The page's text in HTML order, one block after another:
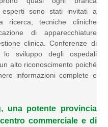
sono stati invitati a
ricerca, tecniche cliniche
di apparecchiature
clinica. Conferenze di
sviluppo degli ospedali
alto riconoscimento poiché
informazioni complete e
una potente provincia
commerciale e di